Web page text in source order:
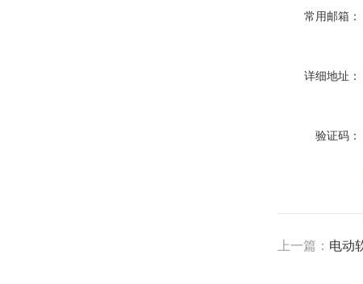
常用邮箱：
详细地址：
验证码：
上一篇： 电动